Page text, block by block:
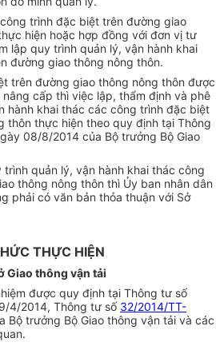
trình đặc biệt trên đường giao
hiện hoặc hợp đồng với đơn vị tư
lập quy trình quản lý, vận hành khai
đường giao thông nông thôn.
trên đường giao thông nông thôn được
cấp thì việc lập, thẩm định và phê
hành khai thác các công trình đặc biệt
thôn thực hiện theo quy định tại Thông
08/8/2014 của Bộ trưởng Bộ Giao
quản lý, vận hành khai thác công
thông nông thôn thì Ủy ban nhân dân
phải có văn bản thỏa thuận với Sở
THỰC HIỆN
Giao thông vận tải
được quy định tại Thông tư số
4/2014, Thông tư số 32/2014/TT-
Bộ trưởng Bộ Giao thông vận tải và các